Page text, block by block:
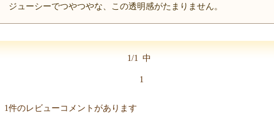
ジューシーでつやつやな、この透明感がたまりません。
1/1 中
1
1件のレビューコメントがあります